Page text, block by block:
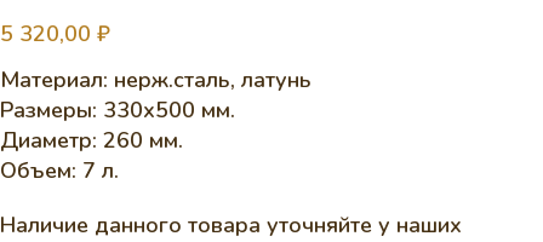
5 320,00 ₽
Материал: нерж.сталь, латунь
Размеры: 330х500 мм.
Диаметр: 260 мм.
Объем: 7 л.
Наличие данного товара уточняйте у наших